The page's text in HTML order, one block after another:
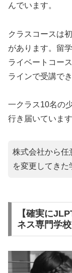
んでいます。
クラスコースは
があります。留
ライベートコー
ラインで受講で
一クラス10名の
行き届いています
株式会社から任
を変更してきた
【確実に
ネス専門学